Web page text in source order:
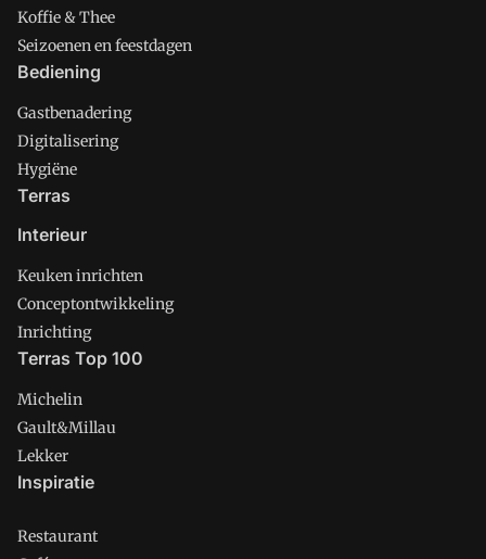
Koffie & Thee
Seizoenen en feestdagen
Bediening
Gastbenadering
Digitalisering
Hygiëne
Terras
Interieur
Keuken inrichten
Conceptontwikkeling
Inrichting
Terras Top 100
Michelin
Gault&Millau
Lekker
Inspiratie
Restaurant